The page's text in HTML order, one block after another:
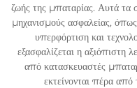
ζωής της μπαταρίας. Αυτά τα
μηχανισμούς ασφαλείας,
υπερφόρτιση και
εξασφαλίζεται η αξιόπιστη
από κατασκευαστές
εκτείνονται πέρα